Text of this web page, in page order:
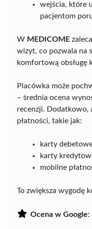
wejścia, które
pacjentom
W MEDICOME
wizyt, co pozwala na
komfortową obsługę
Placówka może
– średnia ocena
recenzji. Dodatkowo,
płatności, takie jak:
karty
karty
mobilne
To zwiększa wygodę
Ocena w Google: